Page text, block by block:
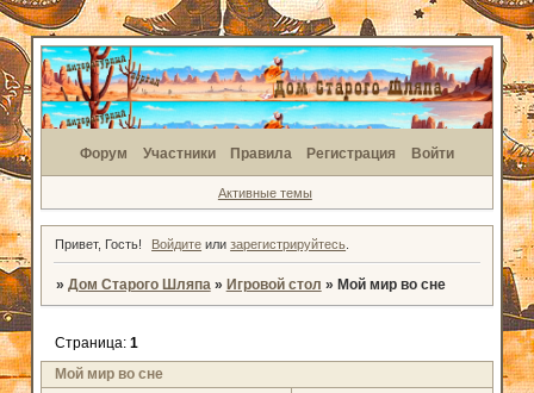
Форум Участники Правила Регистрация Войти
Активные темы
Привет, Гость! Войдите илизарегистрируйтесь
» Дом Старого Шляпа » Игровой стол » Мой мир во сне
Мой мир во сне
Страница: 1